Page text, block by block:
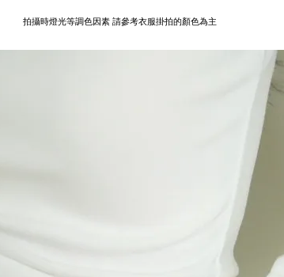
拍攝時燈光等調色因素 請參考衣服掛拍的顏色為主